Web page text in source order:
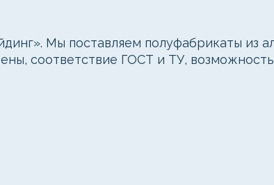
Мы поставляем полуфабрикаты из
соответствие ГОСТ и ТУ,